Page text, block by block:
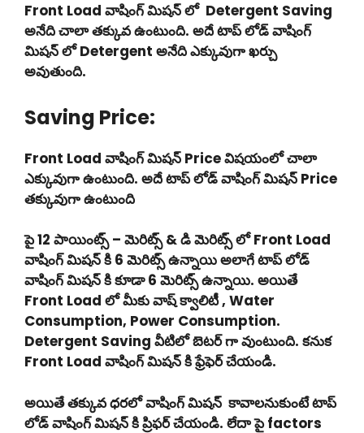
Front Load వాషింగ్ మిషన్ లో Detergent Saving
అనేది చాలా తక్కువ ఉంటుంది. అదే టాప్ లోడ్ వాషింగ్
మిషన్ లో Detergent అనేది ఎక్కువుగా ఖర్చు
అవుతుంది.
Saving Price:
Front Load వాషింగ్ మిషన్ Price విషయంలో చాలా
ఎక్కువుగా ఉంటుంది. అదే టాప్ లోడ్ వాషింగ్ మిషన్ Price
తక్కువుగా ఉంటుంది
పై 12 పాయింట్స్ – మెరిట్స్ & డి మెరిట్స్ లో Front Load
వాషింగ్ మిషన్ కి 6 మెరిట్స్ ఉన్నాయి అలాగే టాప్ లోడ్
వాషింగ్ మిషన్ కి కూడా 6 మెరిట్స్ ఉన్నాయి. అయితే
Front Load లో మీకు వాష్ క్వాలిటీ , Water
Consumption, Power Consumption.
Detergent Saving వీటిలో బెటర్ గా వుంటుంది. కనుక
Front Load వాషింగ్ మిషన్ కి ఫ్రేఫెర్ చేయండి.
అయితే తక్కువ ధరలో వాషింగ్ మిషన్ కావాలనుకుంటే టాప్
లోడ్ వాషింగ్ మిషన్ కి ప్రిఫర్ చేయండి. లేదా పై factors